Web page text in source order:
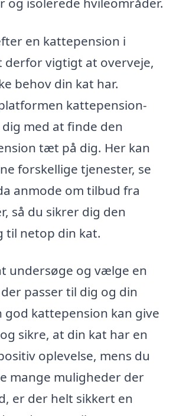
en kattepension i
derfor vigtigt at overveje,
behov din kat har.
kattepension-
med at finde den
tæt på dig. Her kan
forskellige tjenester, se
anmode om tilbud fra
så du sikrer dig den
til netop din kat.
undersøge og vælge en
passer til dig og din
god kattepension kan give
sikre, at din kat har en
oplevelse, mens du
mange muligheder der
er der helt sikkert en